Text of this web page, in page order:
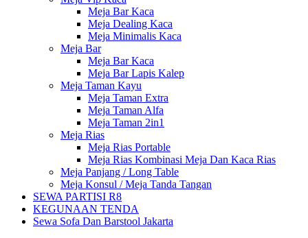
Meja Bar Kaca
Meja Dealing Kaca
Meja Minimalis Kaca
Meja Bar
Meja Bar Kaca
Meja Bar Lapis Kalep
Meja Taman Kayu
Meja Taman Extra
Meja Taman Alfa
Meja Taman 2in1
Meja Rias
Meja Rias Portable
Meja Rias Kombinasi Meja Dan Kaca Rias
Meja Panjang / Long Table
Meja Konsul / Meja Tanda Tangan
SEWA PARTISI R8
KEGUNAAN TENDA
Sewa Sofa Dan Barstool Jakarta